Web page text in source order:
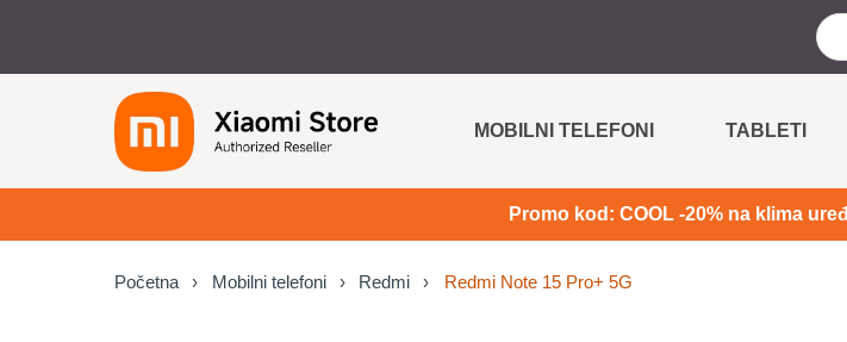
MOBILNI TELEFONI TABLETI
Promo kod: COOL -20% na klima
Početna Mobilni telefoni Redmi Redmi Note 15 Pro+ 5G